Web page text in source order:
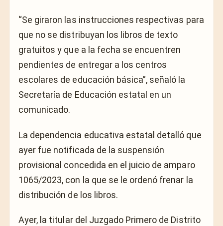
“Se giraron las instrucciones respectivas para
que no se distribuyan los libros de texto
gratuitos y que a la fecha se encuentren
pendientes de entregar a los centros
escolares de educación básica”, señaló la
Secretaría de Educación estatal en un
comunicado.
La dependencia educativa estatal detalló que
ayer fue notificada de la suspensión
provisional concedida en el juicio de amparo
1065/2023, con la que se le ordenó frenar la
distribución de los libros.
Ayer, la titular del Juzgado Primero de Distrito